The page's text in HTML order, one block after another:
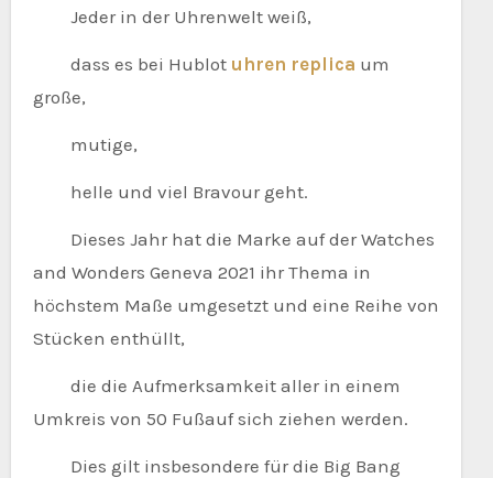
Jeder in der Uhrenwelt weiß,
dass es bei Hublot uhren replica um
große,
mutige,
helle und viel Bravour geht.
Dieses Jahr hat die Marke auf der Watches
and Wonders Geneva 2021 ihr Thema in
höchstem Maße umgesetzt und eine Reihe von
Stücken enthüllt,
die die Aufmerksamkeit aller in einem
Umkreis von 50 Fußauf sich ziehen werden.
Dies gilt insbesondere für die Big Bang